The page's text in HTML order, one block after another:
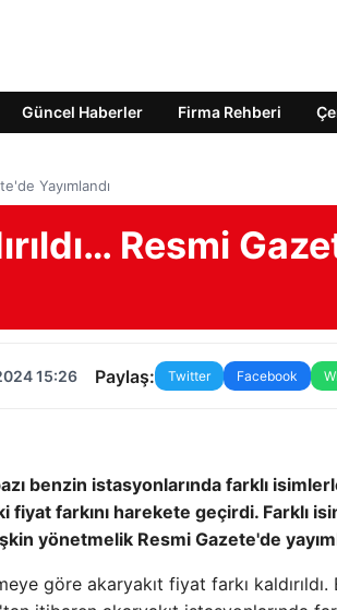
Güncel Haberler Firma Rehberi
Yayımlandı
Resmi
15:26 Paylaş: Twitter Facebook
benzin istasyonlarında farklı
farkını harekete geçirdi. Farklı
yönetmelik Resmi Gazete'de
göre akaryakıt fiyat farkı kaldırıldı.